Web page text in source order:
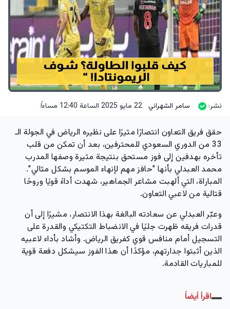
نشر: سامر الشهراني 22 مايو 2025 الساعة 12:40 مساءاً
حقق فريق التعاون انتصارًا مثيرًا على نظيره الرياض في الجولة الـ
33 من الدوري السعودي للمحترفين، بعد أن تمكن من قلب
تأخره بهدفين إلى فوز مستحق بنتيجة مثيرة وصفها المدرب
محمد العبدلي بأنها "حافز مهم لإنهاء الموسم بشكل مثالي".
المباراة، التي ألهبت مشاعر الجماهير، شهدت أداءً قويًا وروحًا
قتالية من لاعبي التعاون.
وعبّر العبدلي عن سعادته البالغة بهذا الانتصار، مشيرًا إلى أن
قدرات فريقه ظهرت جليًا في الانضباط التكتيكي والقدرة على
التسجيل أمام منافس قوي كفريق الرياض. وأشاد بأداء لاعبيه
الذين أثبتوا جدارتهم، مؤكدًا أن هذا الفوز سيشكل دفعة قوية
للمباريات القادمة.
اقرأ أيضاً